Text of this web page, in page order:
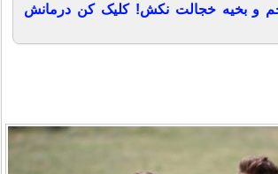
و بخیه خجالت نکش! کلیک کن درمانش